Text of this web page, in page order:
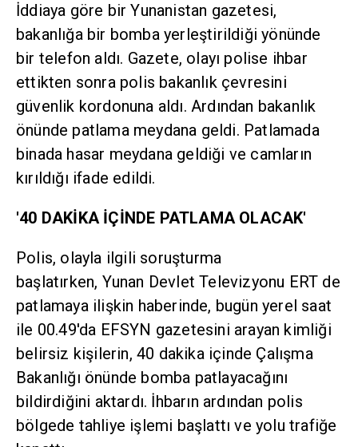
İddiaya göre bir Yunanistan gazetesi,
bakanlığa bir bomba yerleştirildiği yönünde
bir telefon aldı. Gazete, olayı polise ihbar
ettikten sonra polis bakanlık çevresini
güvenlik kordonuna aldı. Ardından bakanlık
önünde patlama meydana geldi. Patlamada
binada hasar meydana geldiği ve camların
kırıldığı ifade edildi.
'40 DAKİKA İÇİNDE PATLAMA OLACAK'
Polis, olayla ilgili soruşturma
başlatırken, Yunan Devlet Televizyonu ERT de
patlamaya ilişkin haberinde, bugün yerel saat
ile 00.49'da EFSYN gazetesini arayan kimliği
belirsiz kişilerin, 40 dakika içinde Çalışma
Bakanlığı önünde bomba patlayacağını
bildirdiğini aktardı. İhbarın ardından polis
bölgede tahliye işlemi başlattı ve yolu trafiğe